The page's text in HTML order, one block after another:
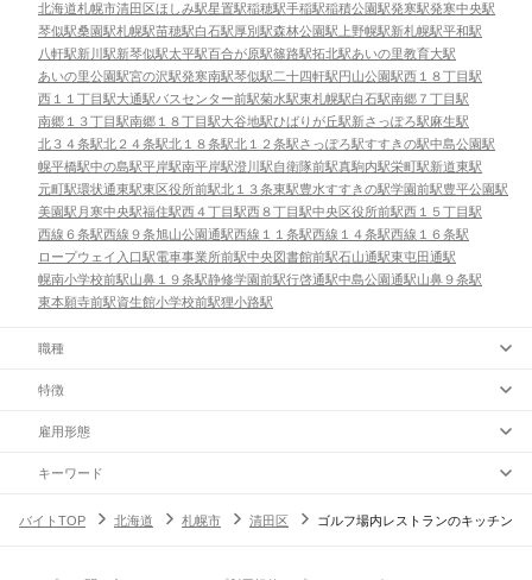
北海道札幌市清田区ほしみ駅星置駅稲穂駅手稲駅稲積公園駅発寒駅発寒中央駅
琴似駅桑園駅札幌駅苗穂駅白石駅厚別駅森林公園駅 上野幌駅新札幌駅平和駅
八軒駅新川駅新琴似駅太平駅百合が原駅篠路駅拓北駅あいの里教育大駅
あいの里公園駅宮の沢駅発寒南駅琴似駅二十四軒駅円山公園駅西１８丁目駅
西１１丁目駅大通駅バスセンター前駅菊水駅東札幌駅白石駅南郷７丁目駅
南郷１３丁目駅南郷１８丁目駅大谷地駅ひばりが丘駅新さっぽろ駅麻生駅
北３４条駅北２４条駅北１８条駅北１２条駅さっぽろ駅すすきの駅中島公園駅
幌平橋駅中の島駅平岸駅南平岸駅澄川駅自衛隊前駅真駒内駅栄町駅新道東駅
元町駅環状通東駅東区役所前駅北１３条東駅豊水すすきの駅学園前駅豊平公園駅
美園駅 月寒中央駅福住駅西４丁目駅西８丁目駅中央区役所前駅西１５丁目駅
西線６条駅西線９条旭山公園通駅西線１１条駅西線１４条駅西線１６条駅
ロープウェイ入口駅電車事業所前駅中央図書館前駅石山通駅東屯田通駅
幌南小学校前駅山鼻１９条駅静修学園前駅行啓通駅中島公園通駅山鼻９条駅
東本願寺前駅資生館小学校前駅狸小路駅
職種
特徴
雇用形態
キーワード
バイトTOP 北海道 札幌市 清田区 ゴルフ場内レストランのキッチン